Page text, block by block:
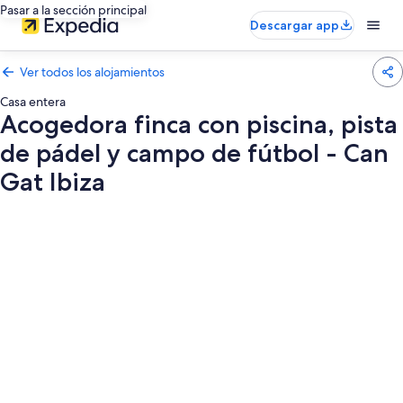
Pasar a la sección principal
Descargar app
Ver todos los alojamientos
Casa entera
Acogedora finca con piscina, pista
de pádel y campo de fútbol - Can
Gat Ibiza